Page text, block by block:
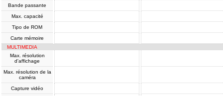
Bande passante
Max. capacité
Tipo de ROM
Carte mémoire
MULTIMEDIA
Max. résolution
d'affichage
Max. résolution de la
caméra
Capture vidéo